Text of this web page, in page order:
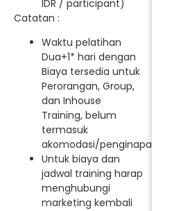
IDR / participant)
Catatan :
Waktu pelatihan
Dua+1* hari dengan
Biaya tersedia untuk
Perorangan, Group,
dan Inhouse
Training, belum
termasuk
akomodasi/penginapan.
Untuk biaya dan
jadwal training harap
menghubungi
marketing kembali